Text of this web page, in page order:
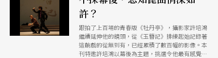
許？
跟拍了上百場的青春版《牡丹亭》，攝影家許培鴻
繼續延伸他的鏡頭，從《玉簪記》排練起始記錄著
這齣戲的從無到有，已經累積了數百幅的影像。本
刊特邀許培鴻以幕後為主題，挑選令他最有感覺的